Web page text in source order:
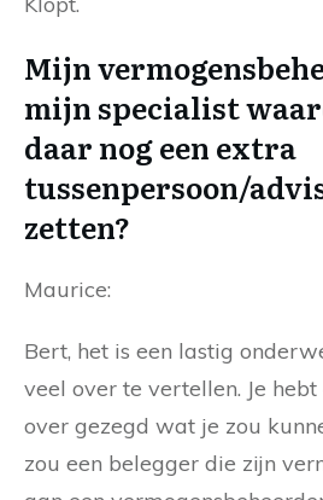
Mijn
mijn specialist
daar nog een extra
tussenpersoon/
zetten?
Maurice:
Bert, het is een lastig
veel over te vertellen. Je
over gezegd wat je zou
zou een belegger die zijn